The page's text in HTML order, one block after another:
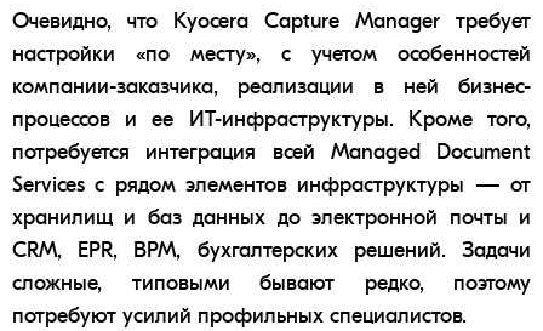
Очевидно, что Kyocera Capture Manager требует
настройки «по месту», с учетом особенностей
компании-заказчика, реализации в ней бизнес-
процессов и ее ИТ-инфраструктуры. Кроме того,
потребуется интеграция всей Managed Document
Services с рядом элементов инфраструктуры — от
хранилищ и баз данных доэлектронной почты и
CRM, EPR, BPM, бухгалтерских решений. Задачи
сложные, типовыми бывают редко, поэтому
потребуют усилий профильных специалистов.